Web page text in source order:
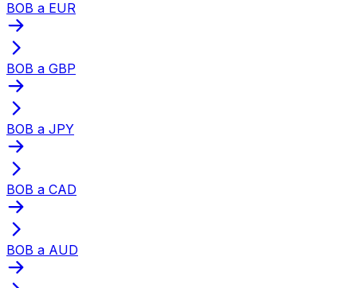
BOB a EUR
BOB a GBP
BOB a JPY
BOB a CAD
BOB a AUD